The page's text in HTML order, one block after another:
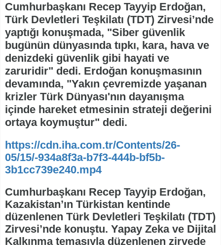
Cumhurbaşkanı Recep Tayyip Erdoğan,
Türk Devletleri Teşkilatı (TDT) Zirvesi’nde
yaptığı konuşmada, "Siber güvenlik
bugünün dünyasında tıpkı, kara, hava ve
denizdeki güvenlik gibi hayati ve
zaruridir" dedi. Erdoğan konuşmasının
devamında, "Yakın çevremizde yaşanan
krizler Türk Dünyası'nın dayanışma
içinde hareket etmesinin strateji değerini
ortaya koymuştur" dedi.
https://cdn.iha.com.tr/Contents/26-
05/15/-934a8f3a-b7f3-444b-bf5b-
3b1cc739e240.mp4
Cumhurbaşkanı Recep Tayyip Erdoğan,
Kazakistan’ın Türkistan kentinde
düzenlenen Türk Devletleri Teşkilatı (TDT)
Zirvesi’nde konuştu. Yapay Zeka ve Dijital
Kalkınma temasıyla düzenlenen zirvede